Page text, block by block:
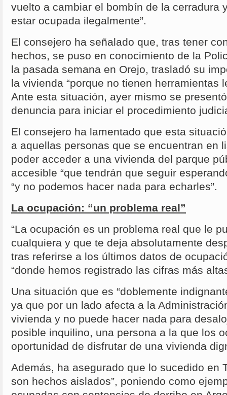
vuelto a cambiar el bombín de la cerradura
estar ocupada ilegalmente”.
El consejero ha señalado que, tras tener
hechos, se puso en conocimiento de la
la pasada semana en Orejo, trasladó su
la vivienda “porque no tienen herramientas
Ante esta situación, ayer mismo se
denuncia para iniciar el procedimiento
El consejero ha lamentado que esta
a aquellas personas que se encuentran en
poder acceder a una vivienda del parque
accesible “que tendrán que seguir
“y no podemos hacer nada para echarles”.
La ocupación: “un problema real”
“La ocupación es un problema real que le
cualquiera y que te deja absolutamente
tras referirse a los últimos datos de
“donde hemos registrado las cifras más
Una situación que es “doblemente
ya que por un lado afecta a la
vivienda y no puede hacer nada para
posible inquilino, una persona a la que los
oportunidad de disfrutar de una vivienda
Además, ha asegurado que lo sucedido en
son hechos aislados”, poniendo como